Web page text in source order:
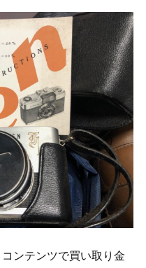
ンテンツで買い取り金